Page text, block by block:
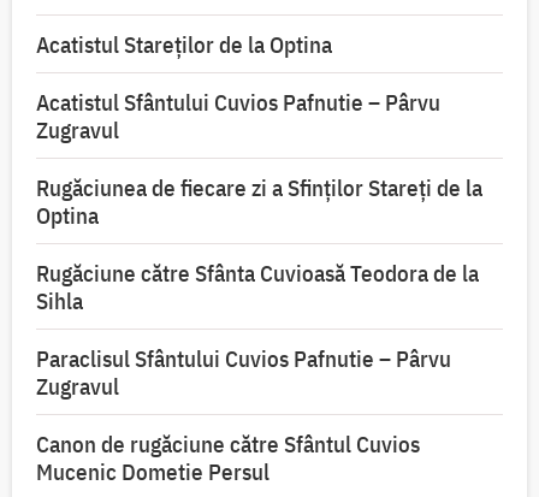
Acatistul Stareţilor de la Optina
Acatistul Sfântului Cuvios Pafnutie – Pârvu
Zugravul
Rugăciunea de fiecare zi a Sfinților Stareți de la
Optina
Rugăciune către Sfânta Cuvioasă Teodora de la
Sihla
Paraclisul Sfântului Cuvios Pafnutie – Pârvu
Zugravul
Canon de rugăciune către Sfântul Cuvios
Mucenic Dometie Persul